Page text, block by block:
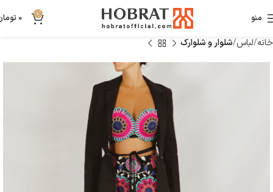
منو 0
0
خانه لباس شلوار و شلوارک